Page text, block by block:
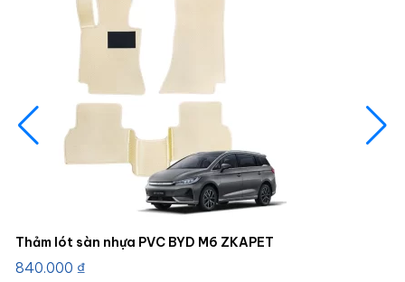
Thảm lót sàn nhựa PVC BYD M6 ZKAPET
840.000 ₫